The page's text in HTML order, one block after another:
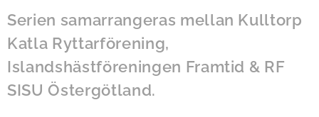
Serien samarrangeras mellan Kulltorp
Katla Ryttarförening,
Islandshästföreningen Framtid & RF
SISU Östergötland.